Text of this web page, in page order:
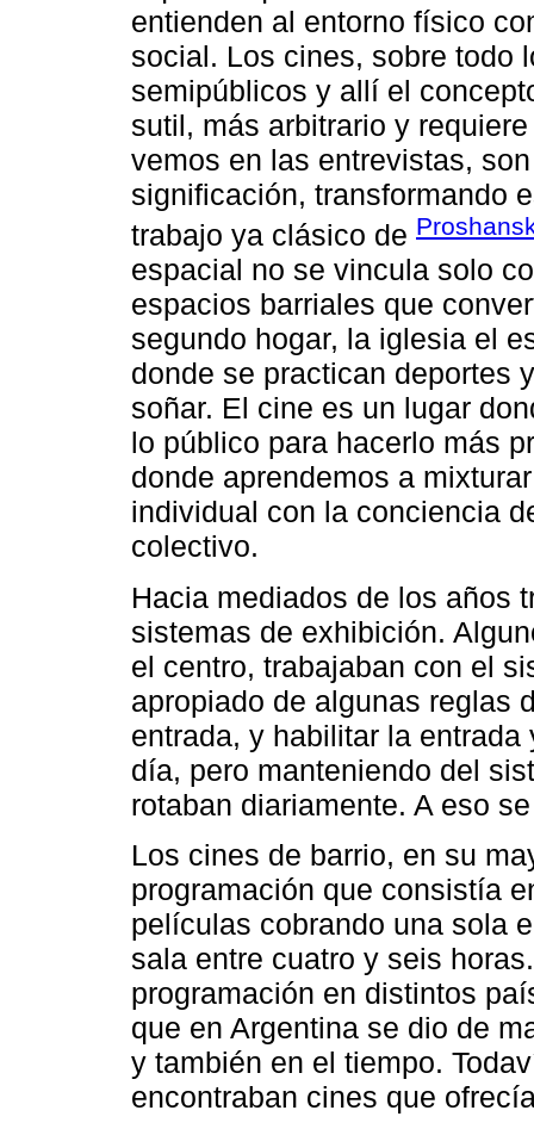
entienden al entorno físico
social. Los cines, sobre todo
semipúblicos y allí el
sutil, más arbitrario y
vemos en las entrevistas,
significación, transformando
trabajo ya clásico de
espacial no se vincula solo
espacios barriales que
segundo hogar, la iglesia el
donde se practican deportes
soñar. El cine es un lugar
lo público para hacerlo más
donde aprendemos a
individual con la conciencia
colectivo.
Hacia mediados de los años
sistemas de exhibición.
el centro, trabajaban con el
apropiado de algunas reglas
entrada, y habilitar la
día, pero manteniendo del
rotaban diariamente. A eso
Los cines de barrio, en su
programación que consistía
películas cobrando una sola
sala entre cuatro y seis
programación en distintos
que en Argentina se dio de
y también en el tiempo.
encontraban cines que